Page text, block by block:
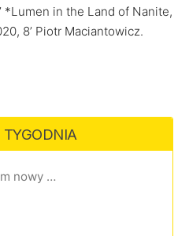
*Lumen in the Land of Nanite,
8’ Piotr Maciantowicz.
TYGODNIA
Spider-Man. Całkiem nowy dzień